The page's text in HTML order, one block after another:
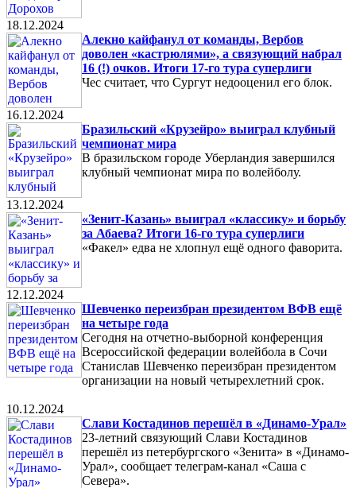
18.12.2024
Алекно кайфанул от команды, Вербов
доволен «кастрюлями», а связующий набрал
16 (!) очков. Итоги 17-го тура суперлиги
Чес считает, что Сургут недооценил его блок.
16.12.2024
Бразильский «Крузейро» выиграл клубный
чемпионат мира
В бразильском городе Уберландия завершился
клубный чемпионат мира по волейболу.
13.12.2024
«Зенит-Казань» выиграл «классику» и борьбу
за Абаева? Итоги 16-го тура суперлиги
«Факел» едва не хлопнул ещё одного фаворита.
12.12.2024
Шевченко переизбран президентом ВФВ ещё
на четыре года
Сегодня на отчетно-выборной конференция
Всероссийской федерации волейбола в Сочи
Станислав Шевченко переизбран президентом
организации на новый четырехлетний срок.
10.12.2024
Слави Костадинов перешёл в «Динамо-Урал»
23-летний связующий Слави Костадинов
перешёл из петербургского «Зенита» в «Динамо-
Урал», сообщает телеграм-канал «Саша с
Севера».